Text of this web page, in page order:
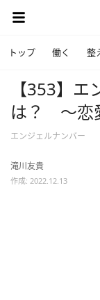
トップ 働く 整
【353】
は？ ～恋
エンジェルナンバー
滝川友貴
作成: 2022.12.13